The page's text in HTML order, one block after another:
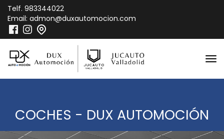
Telf. 983344022
Email: admon@duxautomocion.com
COCHES - DUX AUTOMOCIÓN